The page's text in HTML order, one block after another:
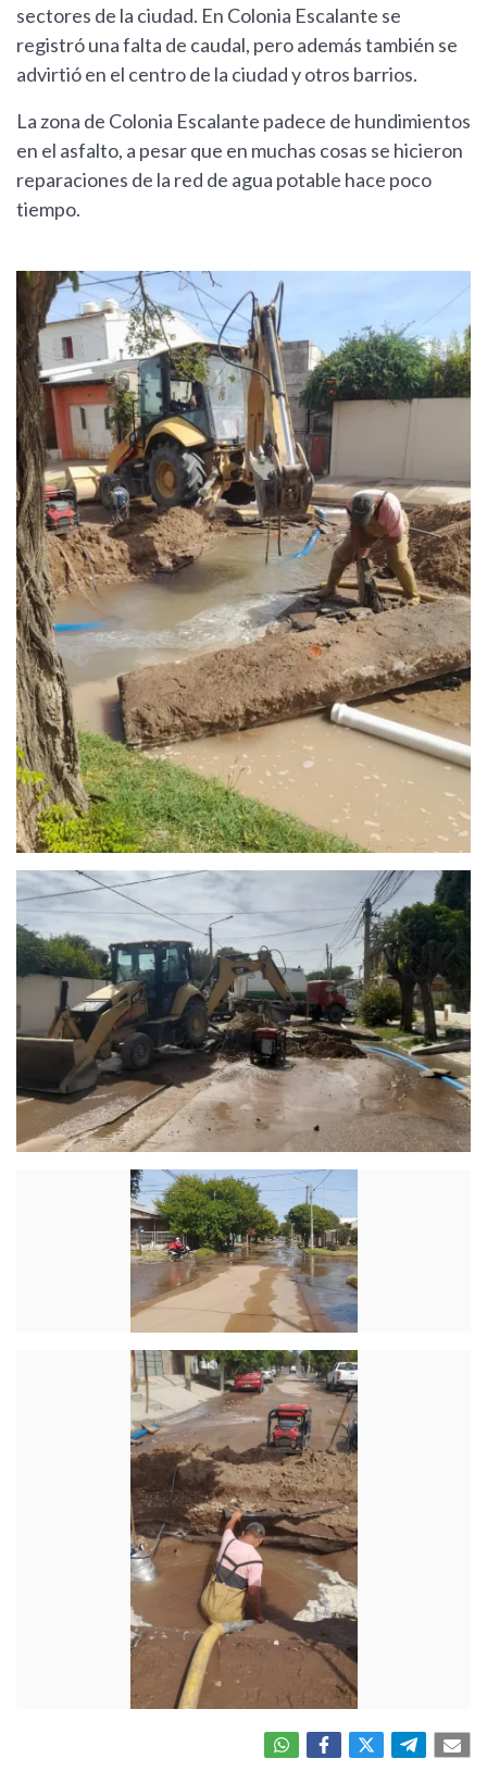
sectores de la ciudad. En Colonia Escalante se
registró una falta de caudal, pero además también se
advirtió en el centro de la ciudad y otros barrios.
La zona de Colonia Escalante padece de hundimientos
en el asfalto, a pesar que en muchas cosas se hicieron
reparaciones de la red de agua potable hace poco
tiempo.